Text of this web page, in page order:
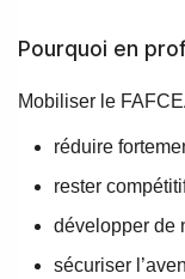
Pourquoi en
Mobiliser le
réduire
rester
développer de
sécuriser